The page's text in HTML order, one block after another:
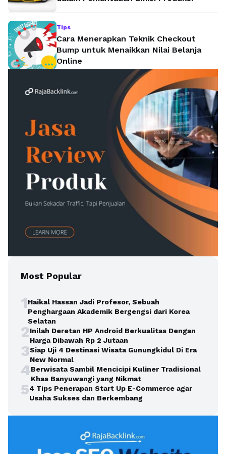
Tips
Cara Menerapkan Teknik Checkout
Bump untuk Menaikkan Nilai Belanja
Online
Most Popular
1Haikal Hassan Jadi Profesor, Sebuah
Penghargaan Akademik Bergengsi dari Korea
Selatan
2Inilah Deretan HP Android Berkualitas Dengan
Harga Dibawah Rp 2 Jutaan
3Siap Uji 4 Destinasi Wisata Gunungkidul Di Era
New Normal
4Berwisata Sambil Mencicipi Kuliner Tradisional
Khas Banyuwangi yang Nikmat
54 Tips Penerapan Start Up E-Commerce agar
Usaha Sukses dan Berkembang